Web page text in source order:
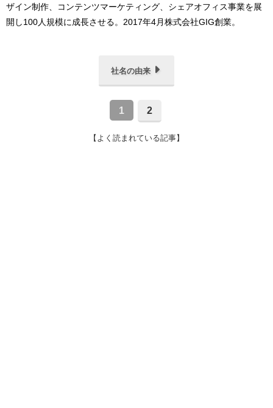
ザイン制作、コンテンツマーケティング、シェアオフィス事業を展
開し100人規模に成長させる。2017年4月株式会社GIG創業。
社名の由来
1 2
【よく読まれている記事】